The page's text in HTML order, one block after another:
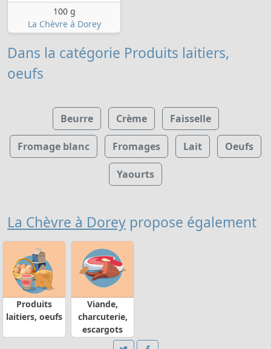
100 g
La Chèvre à Dorey
Dans la catégorie Produits laitiers,
oeufs
Beurre Crème Faisselle
Fromage blanc Fromages Lait Oeufs
Yaourts
La Chèvre à Dorey propose également
Produits
laitiers, oeufs
Viande,
charcuterie,
escargots